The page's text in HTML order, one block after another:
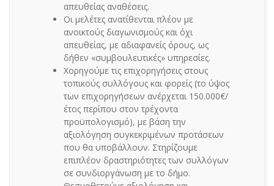
απευθείας αναθέσεις.
Οι μελέτες ανατίθενται πλέον με
ανοικτούς διαγωνισμούς και όχι
απευθείας, με αδιαφανείς όρους, ως
δήθεν «συμβουλευτικές» υπηρεσίες.
Χορηγούμε τις επιχορηγήσεις στους
τοπικούς συλλόγους και φορείς (το ύψος
των επιχορηγήσεων ανέρχεται 150.000€/
έτος περίπου στον τρέχοντα
προϋπολογισμό), με βάση την
αξιολόγηση συγκεκριμένων προτάσεων
που θα υποβάλλουν. Στηρίζουμε
επιπλέον δραστηριότητες των συλλόγων
σε συνδιοργάνωση με το δήμο.